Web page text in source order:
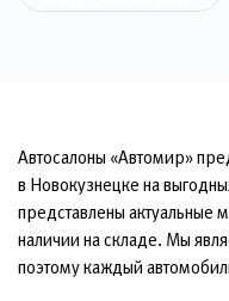
Автосалоны «Автомир»
в Новокузнецке на
представлены актуальные
наличии на складе. Мы
поэтому каждый